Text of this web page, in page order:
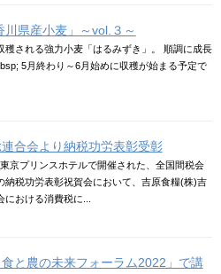
川県産小麦」～vol.３～
穫される強力小麦「はるみずき」。 順調に成長
5月終わり～6月始めに収穫が始まる予定で
合会より納税功労表彰受彰
京プリンスホテルで開催された、全国間税会
納税功労表彰祝賀会において、吉原食糧(株)吉
おける消費税に...
食と農の未来フォーラム2022」で講